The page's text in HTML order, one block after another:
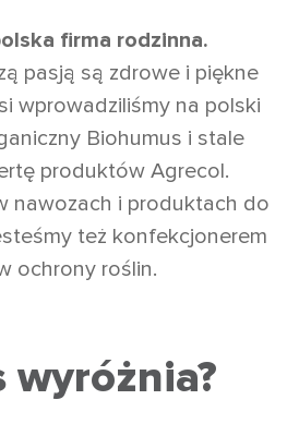
firma rodzinna.
pasją są zdrowe i piękne
wprowadziliśmy na polski
Biohumus i stale
produktów Agrecol.
nawozach i produktach do
też konfekcjonerem
ochrony roślin.
wyróżnia?